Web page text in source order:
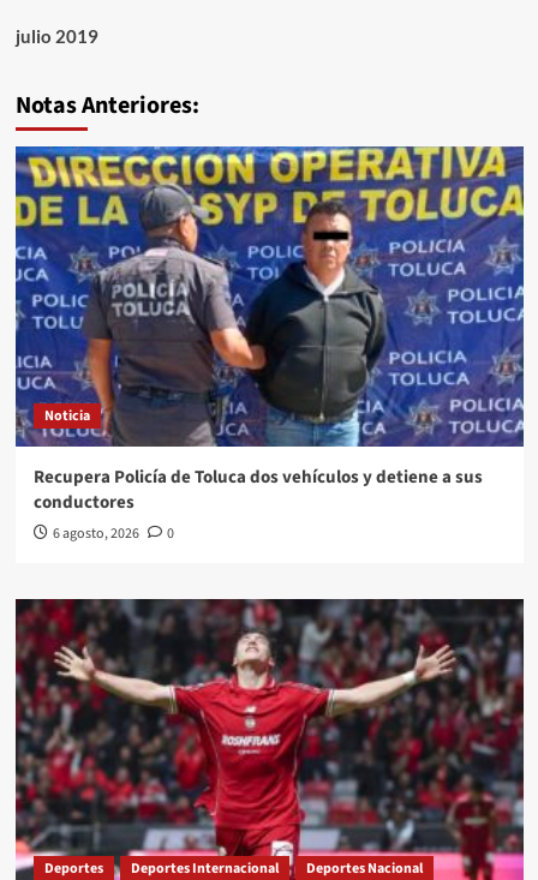
julio 2019
Notas Anteriores:
Noticia
Recupera Policía de Toluca dos vehículos y detiene a sus
conductores
6 agosto, 2026 0
Deportes Deportes Internacional Deportes Nacional